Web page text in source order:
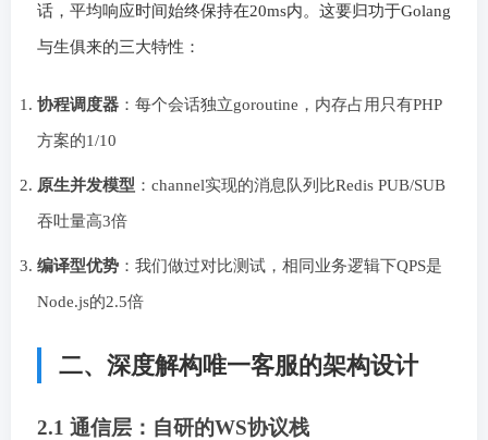
话，平均响应时间始终保持在20ms内。这要归功于Golang
与生俱来的三大特性：
协程调度器 ：每个会话独立goroutine，内存占用只有PHP
方案的1/10
原生并发模型 ：channel实现的消息队列比Redis PUB/SUB
吞吐量高3倍
编译型优势 ：我们做过对比测试，相同业务逻辑下QPS是
Node.js的2.5倍
二、深度解构唯一客服的架构设计
2.1 通信层：自研的WS协议栈